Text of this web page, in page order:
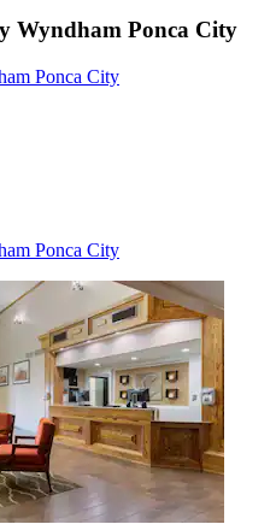
Wyndham Ponca City
Ponca City
Ponca City